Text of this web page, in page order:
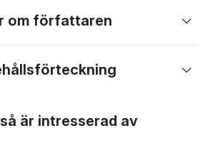
om författaren
är intresserad av